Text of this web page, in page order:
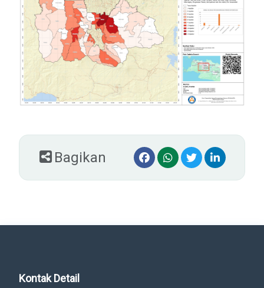
Bagikan
Kontak Detail